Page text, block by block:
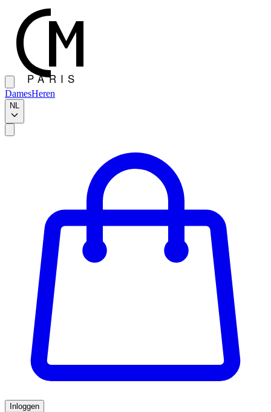
DamesHeren
NL
Inloggen